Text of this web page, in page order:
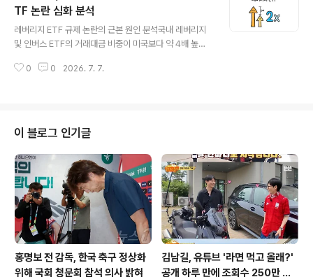
0 선물 지수가 전 거래일 대비 5% 이상 하락한 상태가 1분
간 지속될 경우 발동됩니다. 현재 코스피는 전일 대비 5.5
4% 하락한 7604.94를 기록하며 시장의 불안정한 흐름
큰 영향을 미치고 있습니다. 향후 시장 전망 및 투자자 유의
TF 논란 심화 분석
레버리지 ETF 규제 논란의 근본 원인 분석국내 레버리지
및 인버스 ETF의 거래대금 비중이 미국보다 약 4배 높은
국내 증시의 높은 단기 매매 비중과 특정 종목 쏠림 현상 때
달리 국내 증시는 삼성전자, SK하이닉스 등 소수 종목에
자금이 집중되는 경향이 있습니다. 단일 종목 레버리지 ET
F의 출시는 이러한 수급 쏠림을 더욱 심화시킬 수 있습니
다. 시장 변동성이 커질수록 레버리지 ETF의 리밸런싱 거
래 규모도 증가하며, 이는 증시 변동성을 확대시키는 요인
으로 작용합니다. 해외 레..
0 0 2026. 7. 7.
이 블로그 인기글
홍명보 전 감독, 한국 축구 정상화
위해 국회 청문회 참석 의사 밝혀
김남길, 유튜브 '라면 먹고 올래?'
공개 하루 만에 조회수 250만 돌